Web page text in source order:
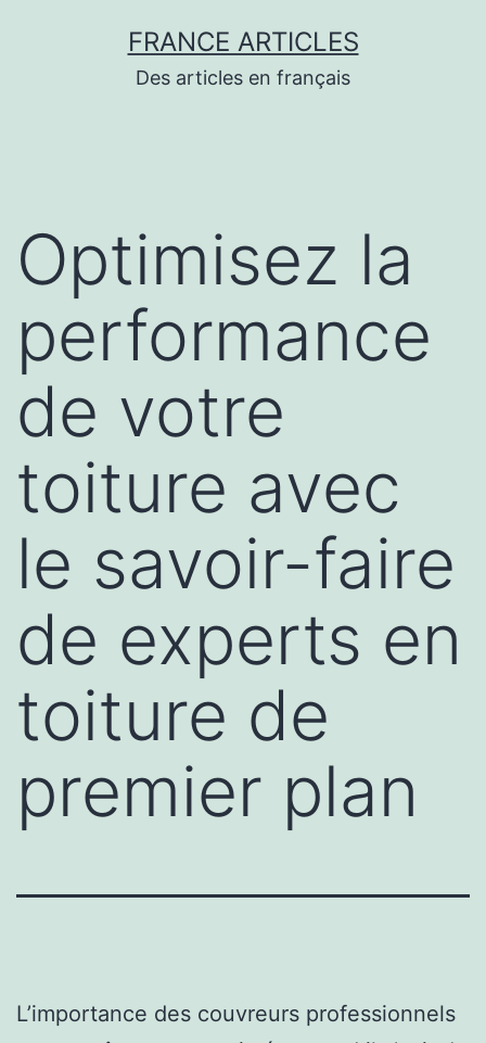
FRANCE ARTICLES
Des articles en français
Optimisez la
performance
de votre
toiture avec
le savoir-faire
de experts en
toiture de
premier plan
L’importance des couvreurs professionnels